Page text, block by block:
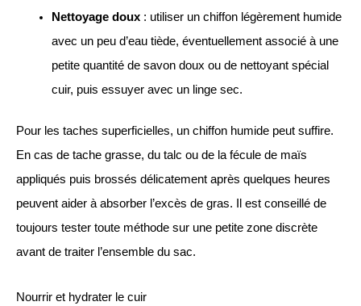
Nettoyage doux: utiliser un chiffon légèrement humide
avec un peu d’eau tiède, éventuellement associé à une
petite quantité de savon doux ou de nettoyant spécial
cuir, puis essuyer avec un linge sec.
Pour les taches superficielles, un chiffon humide peut suffire.
En cas de tache grasse, du talc ou de la fécule de maïs
appliqués puis brossés délicatement après quelques heures
peuvent aider à absorber l’excès de gras. Il est conseillé de
toujours tester toute méthode sur une petite zone discrète
avant de traiter l’ensemble du sac.
Nourrir et hydrater le cuir